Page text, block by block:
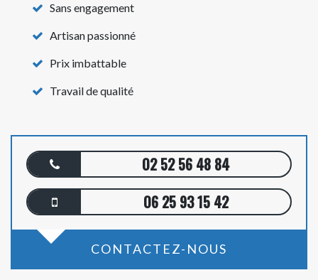
Sans engagement
Artisan passionné
Prix imbattable
Travail de qualité
02 52 56 48 84
06 25 93 15 42
CONTACTEZ-NOUS